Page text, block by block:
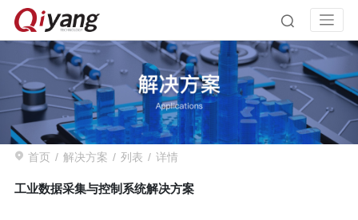
首页 解决方案 列表 详情
工业数据采集与控制系统解决方案